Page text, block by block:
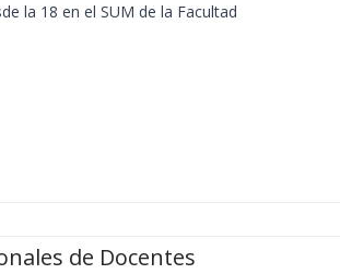
la 18 en el SUM de la Facultad
de Docentes